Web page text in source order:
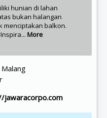
hunian di lahan
bukan halangan
menciptakan balkon.
More
jawaracorpo.com